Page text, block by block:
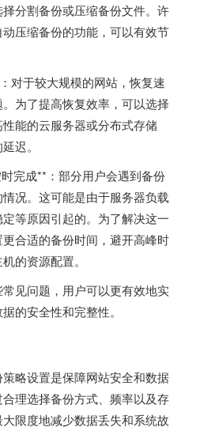
分割备份或压缩备份文件。许
压缩备份的功能，可以有效节
对于较大规模的网站，恢复速
为了提高恢复效率，可以选择
能的云服务器或分布式存储
迟。
完成**：部分用户会遇到备份
况。这可能是由于服务器负载
等原因引起的。为了解决这一
合适的备份时间，避开高峰时
的资源配置。
见问题，用户可以更有效地实
的安全性和完整性。
略设置是保障网站安全和数据
理选择备份方式、频率以及存
限度地减少数据丢失和系统故